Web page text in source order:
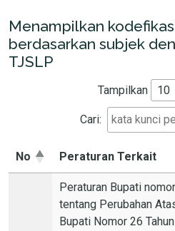
Menampilkan
berdasarkan subjek
TJSLP
Tampilkan
Cari:
No Peraturan Terkait
Peraturan Bupati
tentang Perubahan
Bupati Nomor 26